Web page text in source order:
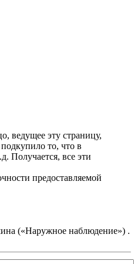
ведущее эту страницу,
то, что в
Получается, все эти
предоставляемой
(«Наружное наблюдение») .